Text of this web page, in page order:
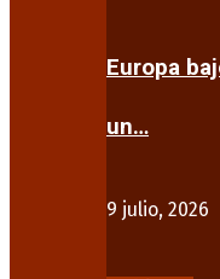
Europa
un…
9 julio, 2026